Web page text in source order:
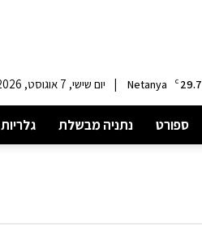
29.7
C
Netanya
| יום שישי, 7 אוגוסט, 2026
ספורט נתניה מבשלת גלריות